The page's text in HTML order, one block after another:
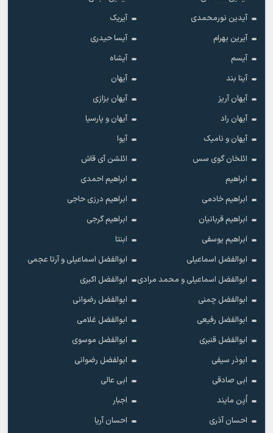
آیدین نورمحمدی
آیریک
آیرین بهرام
آیسا حیدری
آیسم
آیشاه
آینا بند
آیهان
آیهان آریز
آیهان بزازی
آیهان راد
آیهان و پارسیا
آیهان و نامیک
آیوا
ائلخان گوی سس
ائلشن آی قاش
ابراهیم
ابراهیم احمدی
ابراهیم خادمی
ابراهیم درزی حاجی
ابراهیم قربانیان
ابراهیم گرجی
ابراهیم یوسفی
ابنتا
ابوالفضل اسماعیلی
ابوالفضل اسماعیلی و آرتا عجمی
ابوالفضل اسماعیلی و محمد مرادی
ابوالفضل اکبری
ابوالفضل چمنی
ابوالفضل رضوانی
ابوالفضل رفیعی
ابوالفضل غلامی
ابوالفضل قنبری
ابوالفضل موسوی
ابوذر سیفی
ابولفضل رضوانی
ابی صادقی
ابی عالی
اُپن مایند
اجبار
احسان آذری
احسان آریا